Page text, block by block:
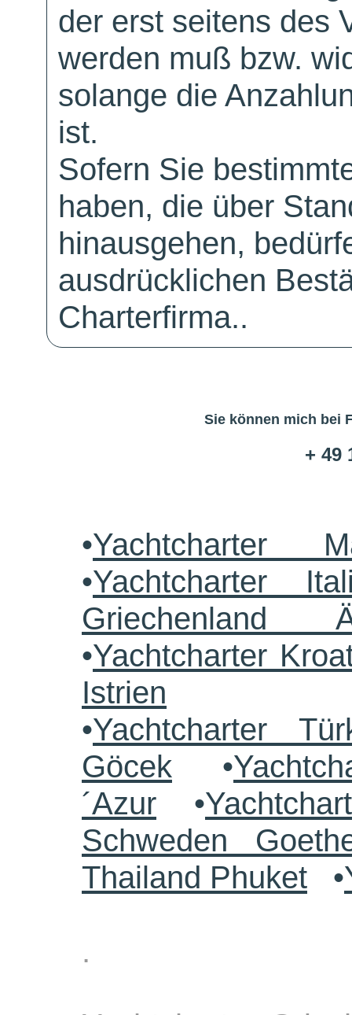
der erst seitens des
werden muß bzw.
solange die
ist.
Sofern Sie
haben, die über
hinausgehen,
ausdrücklichen
Charterfirma..
Sie können mich bei
+ 49
•Yachtcharter
•Yachtcharter
Griechenland
•Yachtcharter
Istrien
•Yachtcharter
Göcek •
´Azur •
Schweden
Thailand Phuket •
.